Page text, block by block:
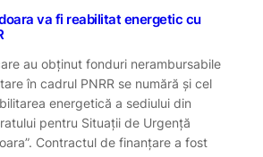
va fi reabilitat energetic cu
au obținut fonduri nerambursabile
în cadrul PNRR se numără și cel
energetică a sediului din
pentru Situații de Urgență
Contractul de finanțare a fost